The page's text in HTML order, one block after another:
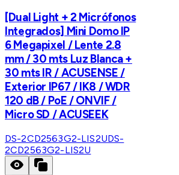
[Dual Light + 2 Micrófonos
Integrados] Mini Domo IP
6 Megapixel / Lente 2.8
mm / 30 mts Luz Blanca +
30 mts IR / ACUSENSE /
Exterior IP67 / IK8 / WDR
120 dB / PoE / ONVIF /
Micro SD / ACUSEEK
DS-2CD2563G2-LIS2UDS-
2CD2563G2-LIS2U